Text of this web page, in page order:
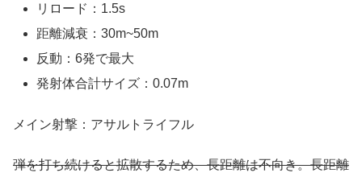
リロード：1.5s
距離減衰：30m~50m
反動：6発で最大
発射体合計サイズ：0.07m
メイン射撃：アサルトライフル
弾を打ち続けると拡散するため、長距離は不向き。長距離